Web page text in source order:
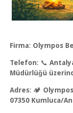
Firma: Olympos
Telefon: 📞
Müdürlüğü
Adres: 🏕️
07350 Kumluca/